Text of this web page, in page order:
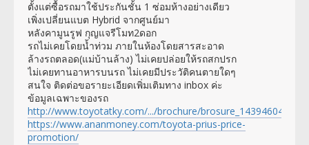
ตั้งแต่ซื้อรถมาใช้ประกันชั้น 1 ซ่อมห้างอย่างเดียว
เพิ่งเปลี่ยนแบต Hybrid จากศูนย์มา
หลังคามูนรูฟ กุญแจรีโมท2ดอก
รถไม่เคยโดยน้ำท่วม ภายในห้องโดยสารสะอาด
ล้างรถตลอด(แม่บ้านล้าง) ไม่เคยปล่อยให้รถสกปรก
ไม่เคยทานอาหารบนรถ ไม่เคยมีประวัติคนตายใดๆ
สนใจ ติดต่อขอรายะเอียดเพิ่มเติมทาง inbox ค่ะ
ข้อมูลเฉพาะของรถ
http://www.toyotatky.com/.../brochure/
https://www.ananmoney.com/toyota-prius-price-
promotion/